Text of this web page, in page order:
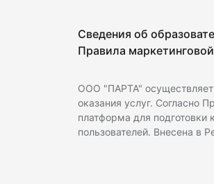
Сведения об
Правила
ООО "ПАРТА" осуществляет
оказания услуг. Согласно
платформа для
пользователей. Внесена в